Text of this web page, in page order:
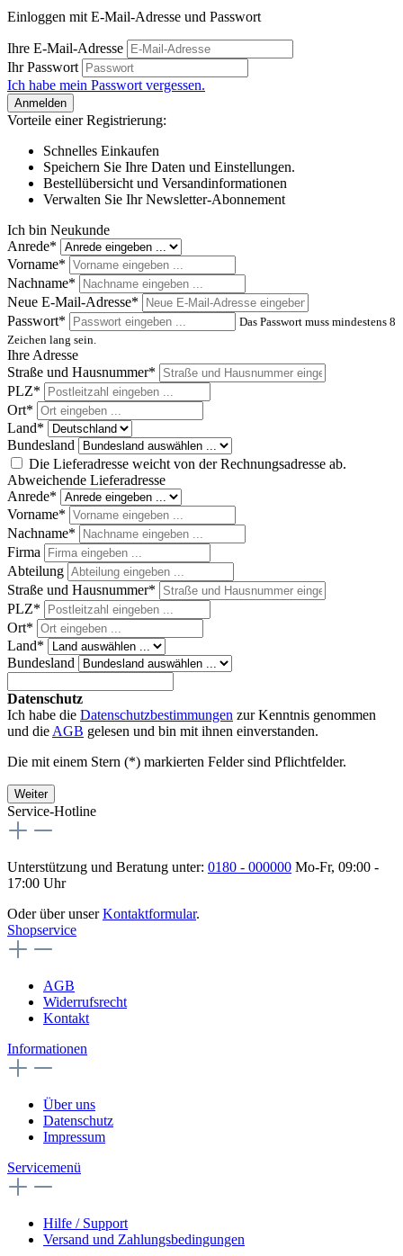
Einloggen mit E-Mail-Adresse und Passwort
Ihre E-Mail-Adresse
Ihr Passwort
Ich habe mein Passwort vergessen.
Anmelden
Vorteile einer Registrierung:
Schnelles Einkaufen
Speichern Sie Ihre Daten und Einstellungen.
Bestellübersicht und Versandinformationen
Verwalten Sie Ihr Newsletter-Abonnement
Ich bin Neukunde
Anrede*
Vorname*
Nachname*
Neue E-Mail-Adresse*
Passwort*
Das Passwort muss mindestens 8
Zeichen lang sein.
Ihre Adresse
Straße und Hausnummer*
PLZ*
Ort*
Land*
Bundesland
Die Lieferadresse weicht von der Rechnungsadresse ab.
Abweichende Lieferadresse
Anrede*
Vorname*
Nachname*
Firma
Abteilung
Straße und Hausnummer*
PLZ*
Ort*
Land*
Bundesland
Datenschutz
Ich habe die Datenschutzbestimmungen zur Kenntnis genommen
und die AGB gelesen und bin mit ihnen einverstanden.
Die mit einem Stern (*) markierten Felder sind Pflichtfelder.
Weiter
Service-Hotline
Unterstützung und Beratung unter: 0180 - 000000 Mo-Fr, 09:00 -
17:00 Uhr
Oder über unserKontaktformular.
Shopservice
AGB
Widerrufsrecht
Kontakt
Informationen
Über uns
Datenschutz
Impressum
Servicemenü
Hilfe / Support
Versand und Zahlungsbedingungen